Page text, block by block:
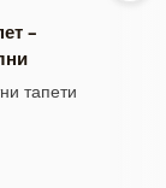
–
кръгове
тапети